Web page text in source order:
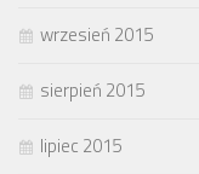
wrzesień 2015
sierpień 2015
lipiec 2015